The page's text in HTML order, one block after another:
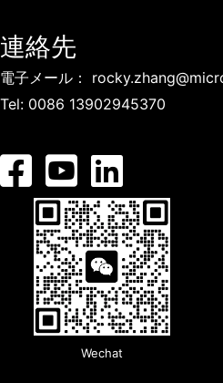
連絡先
電子メール：
Tel: 0086 13902945370
Wechat